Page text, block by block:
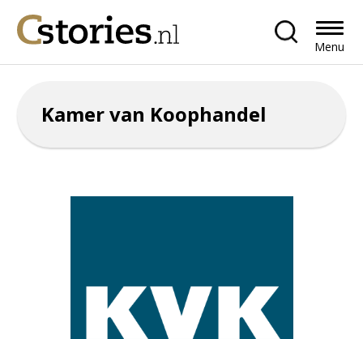
Menu
Kamer van Koophandel